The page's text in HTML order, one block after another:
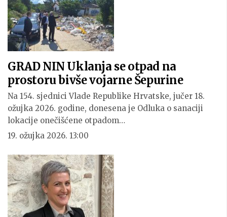
GRAD NIN Uklanja se otpad na
prostoru bivše vojarne Šepurine
Na 154. sjednici Vlade Republike Hrvatske, jučer 18.
ožujka 2026. godine, donesena je Odluka o sanaciji
lokacije onečišćene otpadom…
19. ožujka 2026. 13:00